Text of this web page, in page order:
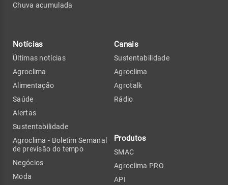
Chuva acumulada
Notícias
Últimas notícias
Agroclima
Alimentação
Saúde
Alertas
Sustentabilidade
Agroclima - Boletim Semanal
de previsão do tempo
Negócios
Moda
Canais
Sustentabilidade
Agroclima
Agrotalk
Rádio
Produtos
SMAC
Agroclima PRO
API